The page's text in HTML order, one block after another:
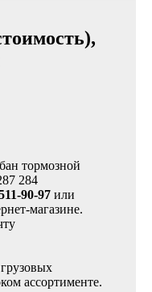
тормозной
284
90-97 или
магазине.
ассортименте.